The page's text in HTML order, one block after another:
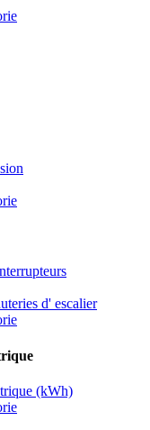
d' escalier
(kWh)